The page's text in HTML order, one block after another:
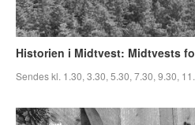
Historien i Midtvest: Midtvests
Sendes kl. 1.30, 3.30, 5.30, 7.30, 9.30,